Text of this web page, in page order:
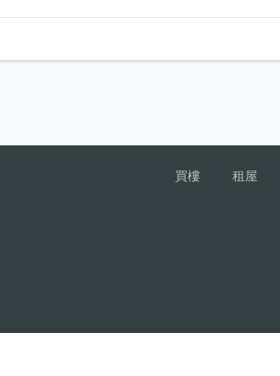
買樓 租屋